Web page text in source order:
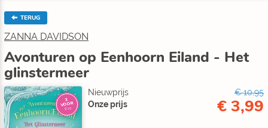
TERUG
ZANNA DAVIDSON
Avonturen op Eenhoorn Eiland - Het
glinstermeer
3
VOOR
€10
Nieuwprijs
€ 10,95
Onze prijs
€ 3,99